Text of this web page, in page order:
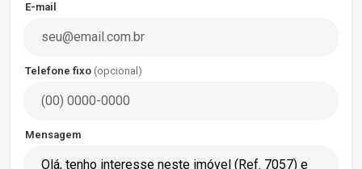
E-mail
Telefone fixo (opcional)
Mensagem